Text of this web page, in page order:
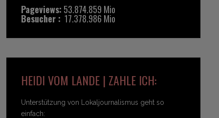
Pageviews: 53.874.859 Mio
Besucher : 17.378.986 Mio
HEIDI VOM LANDE | ZAHLE ICH:
Unterstützung von Lokaljournalismus geht so
einfach: